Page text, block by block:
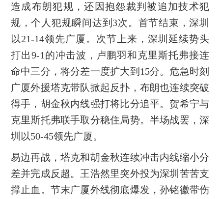
造成布朗犯规，还因抱怨裁判被追加技术犯
规，个人犯规瞬间达到3次。首节结束，深圳
以21-14领先广厦。次节上来，深圳延续势头
打出9-1的冲击波，卢鹏羽和克里斯托弗接连
命中三分，将分差一度扩大到15分。危急时刻
广厦外援塔克带队掀起反扑，布朗也连续突破
得手，胡金秋内线强打将比分追平。贺希宁与
克里斯托弗联手取分稳住局势。半场战罢，深
圳以50-45领先广厦。
易边再战，塔克和胡金秋连续冲击内线缩小分
差并完成反超。王浩然里突外投为深圳苦苦支
撑止血。节末广厦外线彻底爆发，孙铭徽带伤